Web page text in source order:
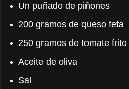
Un puñado de piñones
200 gramos de queso feta
250 gramos de tomate frito
Aceite de oliva
Sal